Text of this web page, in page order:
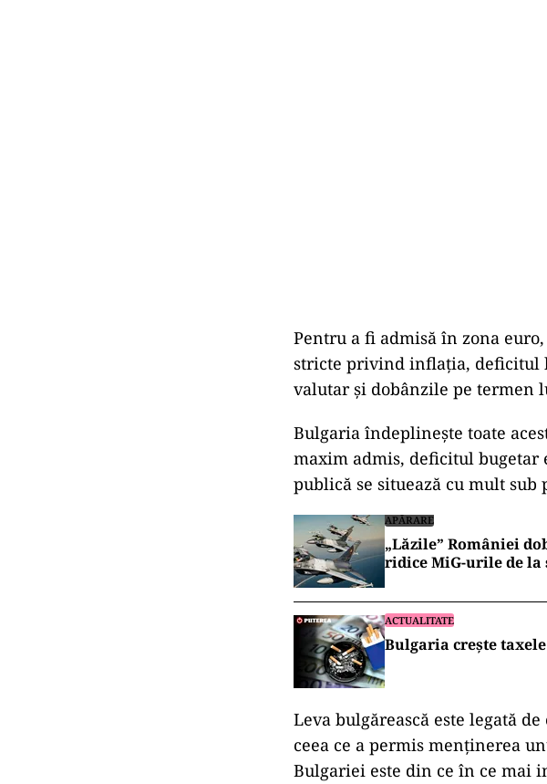
Pentru a fi admisă în zona
stricte privind inflația, deficitul
valutar și dobânzile pe termen
Bulgaria îndeplinește toate
maxim admis, deficitul bugetar
publică se situează cu mult sub
APĂRARE
„Lăzile” României
ridice MiG-urile de la
ACTUALITATE
Bulgaria crește
Leva bulgărească este legată
ceea ce a permis menținerea
Bulgariei este din ce în ce mai